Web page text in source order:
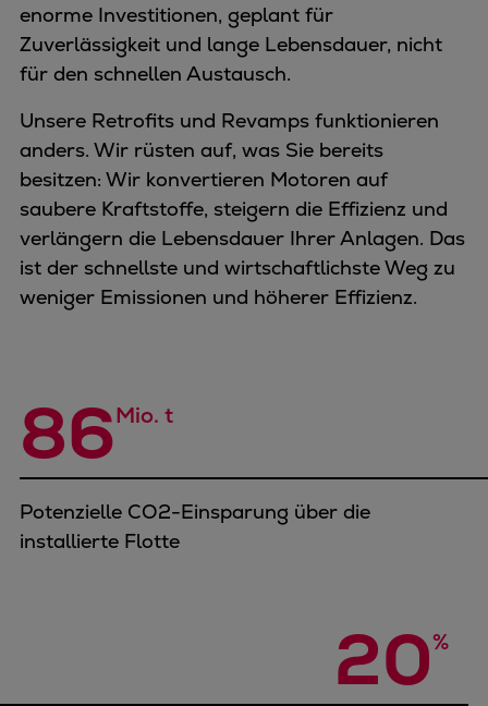
enorme Investitionen, geplant für
Zuverlässigkeit und lange Lebensdauer, nicht
für den schnellen Austausch.
Unsere Retrofits und Revamps funktionieren
anders. Wir rüsten auf, was Sie bereits
besitzen: Wir konvertieren Motoren auf
saubere Kraftstoffe, steigern die Effizienz und
verlängern die Lebensdauer Ihrer Anlagen. Das
ist der schnellste und wirtschaftlichste Weg zu
weniger Emissionen und höherer Effizienz.
86Mio. t
Potenzielle CO2-Einsparung über die
installierte Flotte
20%